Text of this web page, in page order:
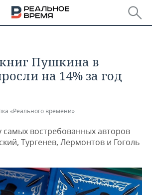
ДОХОДАХ
ПФО
Пушкина в
на 14% за год
«Реального времени»
самых востребованных авторов
Тургенев, Лермонтов и Гоголь